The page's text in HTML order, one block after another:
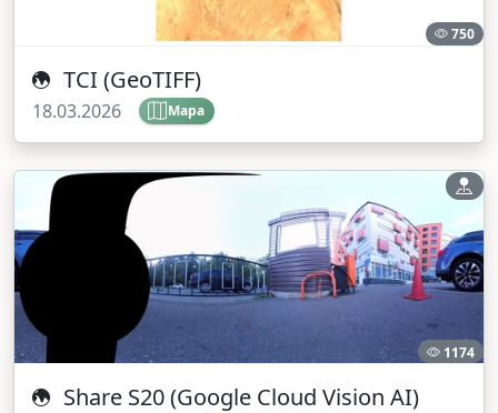
750
TCI (GeoTIFF)
18.03.2026 Mapa
1174
Share S20 (Google Cloud Vision AI)